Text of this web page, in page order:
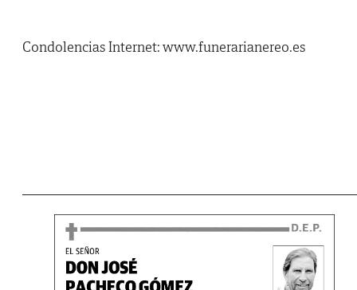
Condolencias Internet: www.funerarianereo.es